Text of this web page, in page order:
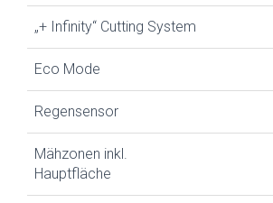
„+ Infinity“ Cutting System
Eco Mode
Regensensor
Mähzonen inkl.
Hauptfläche